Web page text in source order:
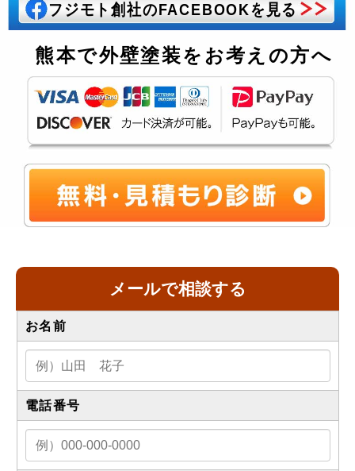
フジモト創社のFACEBOOKを見る
熊本で外壁塗装をお考えの方へ
メールで相談する
お名前
電話番号